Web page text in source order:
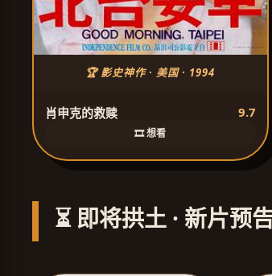
🏆 影史神作 · 美国 · 1994
肖申克的救赎 9.7
🎞️ 想看
⏳ 即将拱土 · 新片预